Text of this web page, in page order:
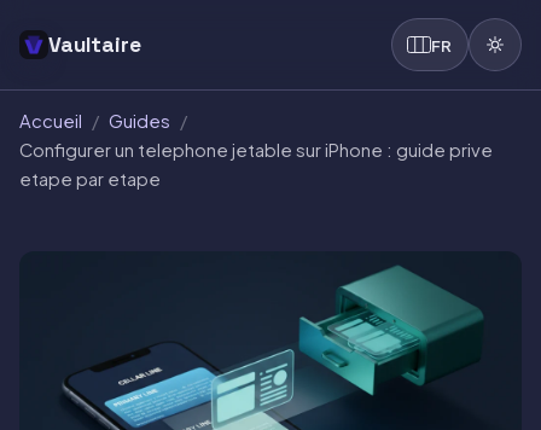
Vaultaire FR
Accueil / Guides /
Configurer un telephone jetable sur iPhone : guide prive
etape par etape